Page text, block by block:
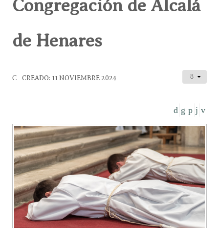
Congregación de Alcalá
de Henares
CREADO: 11 NOVIEMBRE 2024